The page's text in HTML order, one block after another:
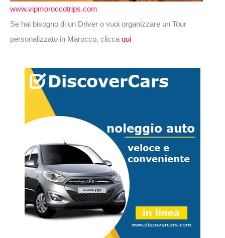
www.vipmoroccotrips.com
Se hai bisogno di un Driver o vuoi organizzare un Tour
personalizzato in Marocco, clicca qui